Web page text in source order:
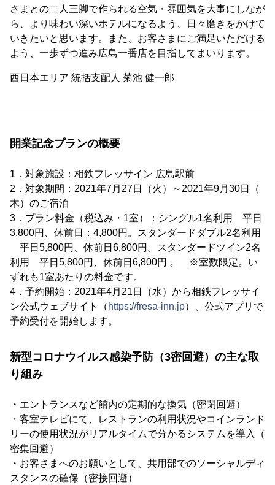
さまとの二人三脚で作られる空気・雰囲気を大事にしなが
ら、より味わい深いホテルになるよう、日々磨きをかけて
いきたいと思います。また、お客さまにご満足いただける
よう、一歩ずつ進み広島一番店を目指してまいります。
西日本エリア 統括支配人 菊池 健一郎
開業記念プランの概要
1．対象施設：相鉄フレッサイン 広島駅前
2．対象期間：2021年7月27日（火）～2021年9月30日（
木）のご宿泊
3．プラン料金（税込み・1室）：シングル1名利用 平日
3,800円、休前日：4,800円。スタンダードダブル2名利用
平日5,800円、休前日6,800円。スタンダードツイン2名
利用 平日5,800円、休前日6,800円 。 ※室数限定。い
ずれも1室あたりの料金です。
4．予約開始：2021年4月21日（水）から相鉄フレッサイ
ン公式ウェブサイト（ https://fresa-inn.jp）、公式アプリで
予約受付を開始します。
新型コロナウイルス感染予防（3密回避）の主な取
り組み
・エントランスなど館内の定期的な換気（密閉回避）
・客室テレビにて、レストランの利用状況やコインランド
リーの使用状況がリアルタイムで分かるシステムを導入（
密集回避）
・お客さまへのお願いとして、共用部でのソーシャルディ
スタンスの確保（密接回避）